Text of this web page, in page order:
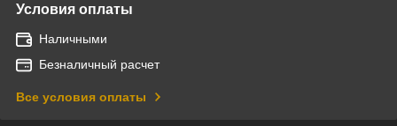
Условия оплаты
Наличными
Безналичный расчет
Все условия оплаты